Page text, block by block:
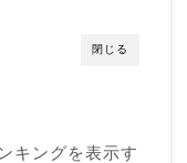
閉じる
キングを表示す